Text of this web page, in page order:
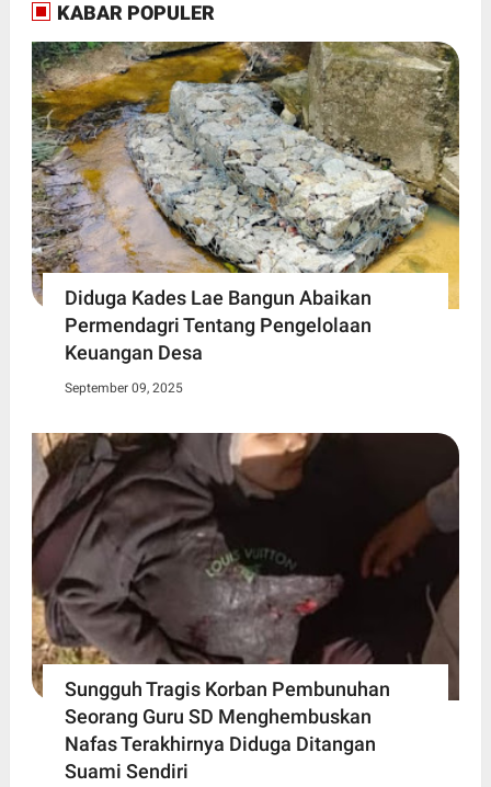
KABAR POPULER
Diduga Kades Lae Bangun Abaikan
Permendagri Tentang Pengelolaan
Keuangan Desa
September 09, 2025
Sungguh Tragis Korban Pembunuhan
Seorang Guru SD Menghembuskan
Nafas Terakhirnya Diduga Ditangan
Suami Sendiri